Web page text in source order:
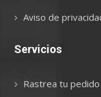
Aviso de
Servicios
Rastrea tu pedido